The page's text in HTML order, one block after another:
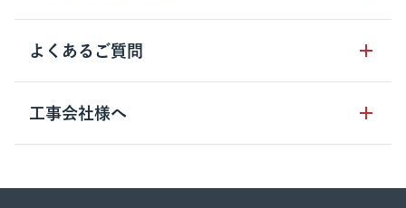
お客さまの声
空き家の処分を検討のお客様へ
鉄骨造住宅の相場
RC造住宅の相場
家じまいの相談窓口
よくあるご質問
クラッソーネの利用方法
工事の進め方
工事会社様へ